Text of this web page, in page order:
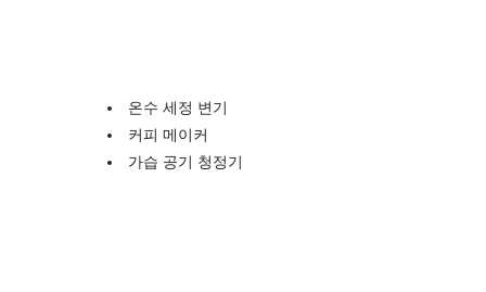
온수 세정 변기
커피 메이커
가습 공기 청정기